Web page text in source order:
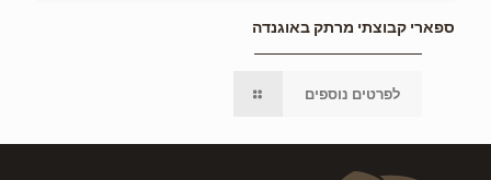
ספארי קבוצתי מרתק באוגנדה
לפרטים נוספים